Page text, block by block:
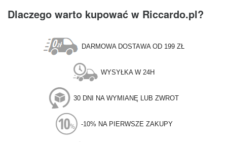
Dlaczego warto kupować w Riccardo.pl?
DARMOWA DOSTAWA OD 199 ZŁ
WYSYŁKA W 24H
30 DNI NA WYMIANĘ LUB ZWROT
-10% NA PIERWSZE ZAKUPY